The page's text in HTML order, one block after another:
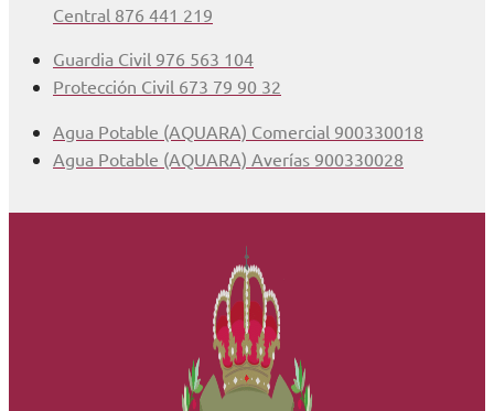
Central 876 441 219
Guardia Civil 976 563 104
Protección Civil 673 79 90 32
Agua Potable (AQUARA) Comercial 900330018
Agua Potable (AQUARA) Averías 900330028